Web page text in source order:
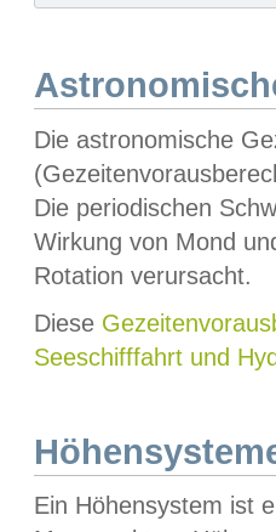
Die astronomische
Die periodischen
Wirkung von Mond
Rotation verursacht.
Diese
Seeschifffahrt und
Ein Höhensystem ist